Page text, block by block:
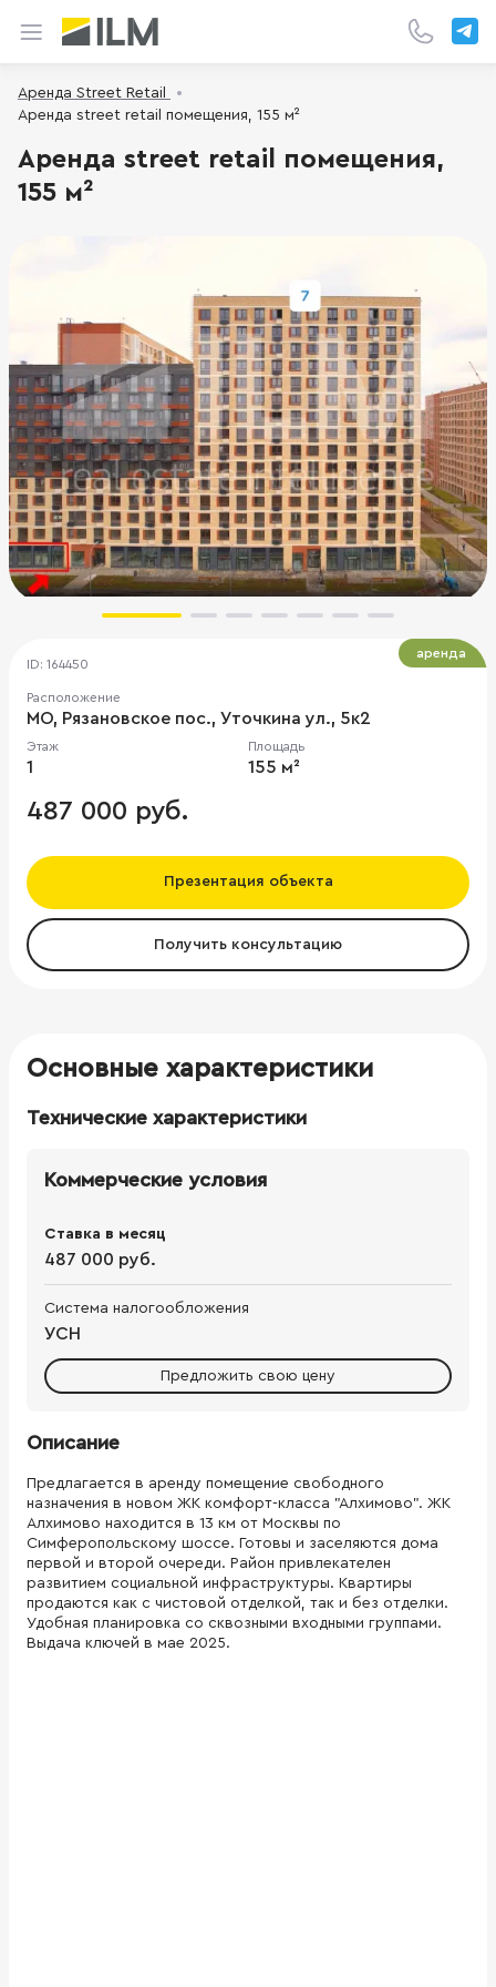
Аренда Street Retail
Аренда street retail помещения, 155 м²
Аренда street retail помещения,
155 м²
ID: 164450
Расположение
МО, Рязановское пос., Уточкина ул., 5к2
Этаж
1
Площадь
155 м²
487 000 руб.
Презентация объекта
Получить консультацию
аренда
Основные характеристики
Технические характеристики
Коммерческие условия
Ставка в месяц
487 000 руб.
Система налогообложения
УСН
Предложить свою цену
Описание
Предлагается в аренду помещение свободного
назначения в новом ЖК комфорт-класса "Алхимово". ЖК
Алхимово находится в 13 км от Москвы по
Симферопольскому шоссе. Готовы и заселяются дома
первой и второй очереди. Район привлекателен
развитием социальной инфраструктуры. Квартиры
продаются как с чистовой отделкой, так и без отделки.
Удобная планировка со сквозными входными группами.
Выдача ключей в мае 2025.